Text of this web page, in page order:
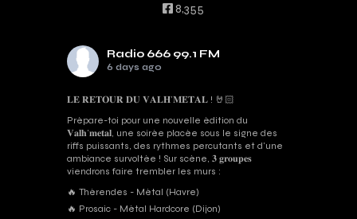
8,355
Radio 666 99.1 FM
6 days ago
𝐋𝐄 𝐑𝐄𝐓𝐎𝐔𝐑 𝐃𝐔 𝐕𝐀𝐋𝐇’𝐌𝐄𝐓𝐀𝐋 ! 🤘🏻
Prépare-toi pour une nouvelle édition du
𝐕𝐚𝐥𝐡’𝐦𝐞𝐭𝐚𝐥, une soirée placée sous le signe des
riffs puissants, des rythmes percutants et d'une
ambiance survoltée ! Sur scène, 𝟑 𝐠𝐫𝐨𝐮𝐩𝐞𝐬
viendrons faire trembler les murs :
🔥 Thérendes - Métal (Havre)
🔥 Prosaic - Métal Hardcore (Dijon)